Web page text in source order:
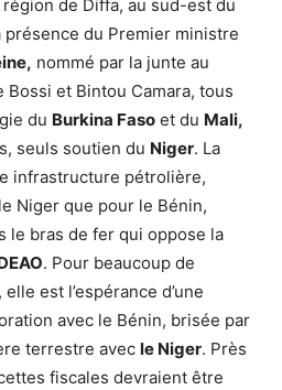
de Diffa, au sud-est du
présence du Premier ministre
nommé par la junte au
et Bintou Camara, tous
du Burkina Faso et du Mali,
seuls soutien du Niger. La
infrastructure pétrolière,
Niger que pour le Bénin,
le bras de fer qui oppose la
. Pour beaucoup de
est l’espérance d’une
avec le Bénin, brisée par
terrestre avec le Niger. Près
fiscales devraient être